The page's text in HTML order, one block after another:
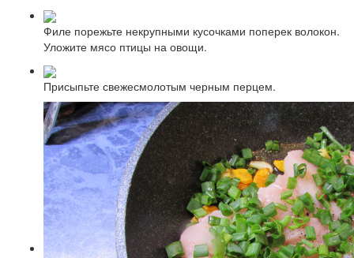
Филе порежьте некрупными кусочками поперек волокон.
Уложите мясо птицы на овощи.
Присыпьте свежесмолотым черным перцем.